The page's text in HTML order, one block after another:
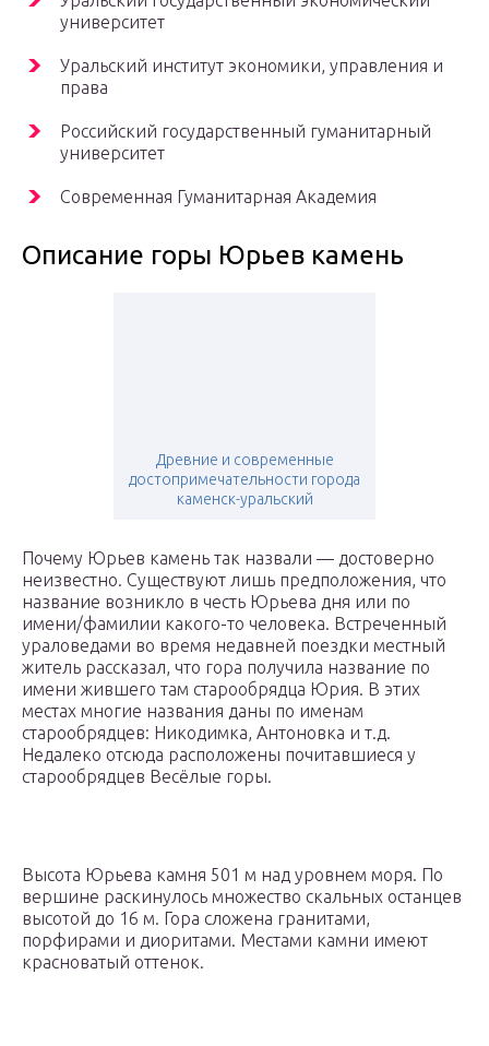
университет
Уральский институт экономики, управления и
права
Российский государственный гуманитарный
университет
Современная Гуманитарная Академия
Описание горы Юрьев камень
Древние и современные
достопримечательности города
каменск-уральский
Почему Юрьев камень так назвали — достоверно
неизвестно. Существуют лишь предположения, что
название возникло в честь Юрьева дня или по
имени/фамилии какого-то человека. Встреченный
ураловедами во время недавней поездки местный
житель рассказал, что гора получила название по
имени жившего там старообрядца Юрия. В этих
местах многие названия даны по именам
старообрядцев: Никодимка, Антоновка и т.д.
Недалеко отсюда расположены почитавшиеся у
старообрядцев Весёлые горы.
Высота Юрьева камня 501 м над уровнем моря. По
вершине раскинулось множество скальных останцев
высотой до 16 м. Гора сложена гранитами,
порфирами и диоритами. Местами камни имеют
красноватый оттенок.